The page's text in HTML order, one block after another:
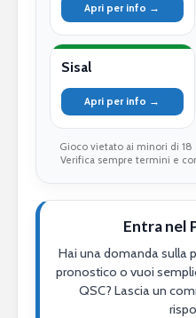
Apri per info →
Sisal
Apri per info →
Gioco vietato ai minori di 18
Verifica sempre termini e
Entra nel
Hai una domanda sulla
pronostico o vuoi
QSC? Lascia un